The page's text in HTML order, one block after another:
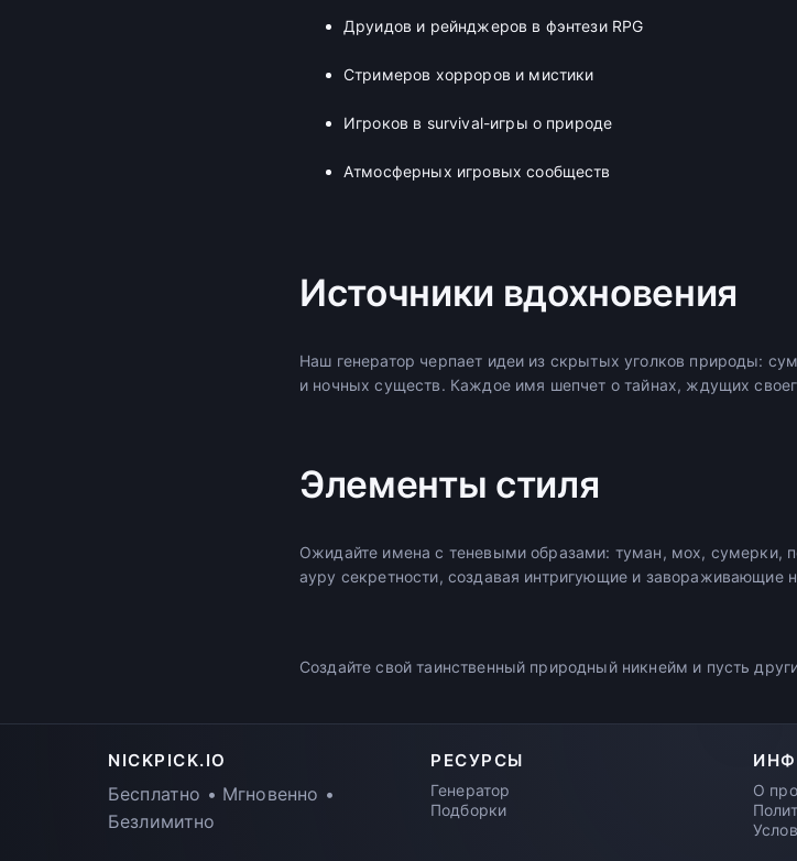
Друидов и рейнджеров в фэнтези RPG
Стримеров хорроров и мистики
Игроков в survival-игры о природе
Атмосферных игровых сообществ
Источники вдохновения
Наш генератор черпает идеи из скрытых уголков природы:
и ночных существ. Каждое имя шепчет о тайнах, ждущих
Элементы стиля
Ожидайте имена с теневыми образами: туман, мох, сумерки,
ауру секретности, создавая интригующие и завораживающие
Создайте свой таинственный природный никнейм и пусть
NICKPICK.IO
Бесплатно • Мгновенно •
Безлимитно
РЕСУРСЫ
Генератор
Подборки
О